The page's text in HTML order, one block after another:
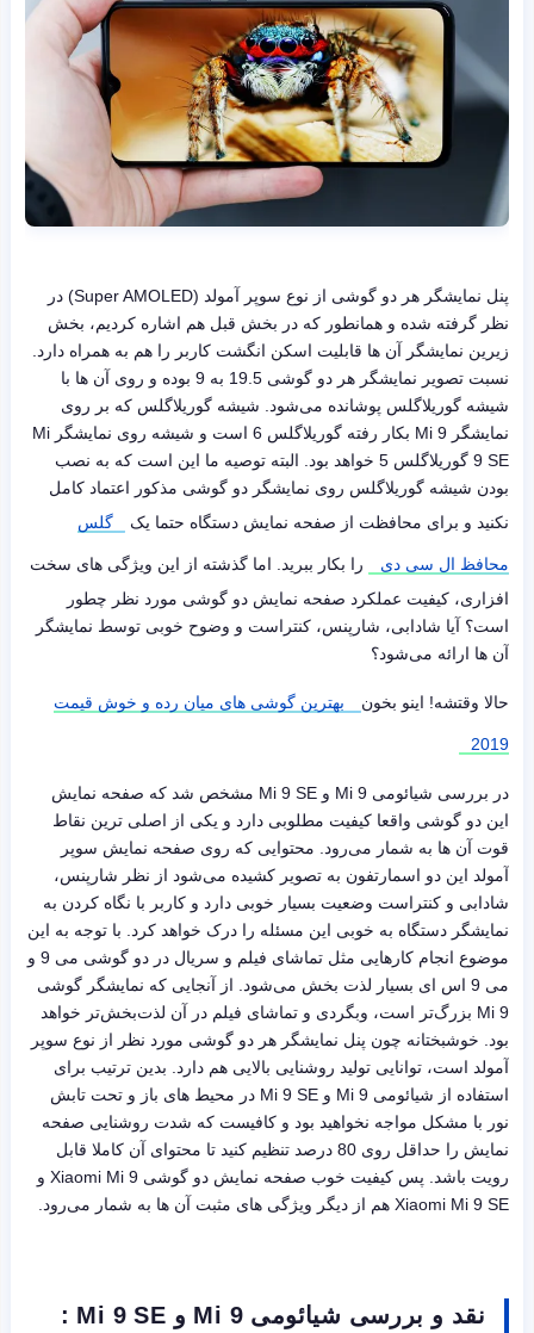
پنل نمایشگر هر دو گوشی از نوع سوپر آمولد (Super AMOLED) در
نظر گرفته شده و همانطور که در بخش قبل هم اشاره کردیم، بخش
زیرین نمایشگر آن ها قابلیت اسکن انگشت کاربر را هم به همراه دارد.
نسبت تصویر نمایشگر هر دو گوشی 19.5 به 9 بوده و روی آن ها با
شیشه گوریلاگلس پوشانده می‌شود. شیشه گوریلاگلس که بر روی
نمایشگر Mi 9 بکار رفته گوریلاگلس 6 است و شیشه روی نمایشگر Mi
9 SE گوریلاگلس 5 خواهد بود. البته توصیه ما این است که به نصب
بودن شیشه گوریلاگلس روی نمایشگر دو گوشی مذکور اعتماد کامل
نکنید و برای محافظت از صفحه نمایش دستگاه حتما یک
گلس
محافظ ال سی دی
را بکار ببرید. اما گذشته از این ویژگی های سخت
افزاری، کیفیت عملکرد صفحه نمایش دو گوشی مورد نظر چطور
است؟ آیا شادابی، شارپنس، کنتراست و وضوح خوبی توسط نمایشگر
آن ها ارائه می‌شود؟
حالا وقتشه! اینو بخون بهترین گوشی های میان رده و خوش قیمت
2019
در بررسی شیائومی Mi 9 و Mi 9 SE مشخص شد که صفحه نمایش
این دو گوشی واقعا کیفیت مطلوبی دارد و یکی از اصلی ترین نقاط
قوت آن ها به شمار می‌رود. محتوایی که روی صفحه نمایش سوپر
آمولد این دو اسمارتفون به تصویر کشیده می‌شود از نظر شارپنس،
شادابی و کنتراست وضعیت بسیار خوبی دارد و کاربر با نگاه کردن به
نمایشگر دستگاه به خوبی این مسئله را درک خواهد کرد. با توجه به این
موضوع انجام کارهایی مثل تماشای فیلم و سریال در دو گوشی می 9 و
می 9 اس ای بسیار لذت بخش می‌شود. از آنجایی که نمایشگر گوشی
Mi 9 بزرگ‌تر است، وبگردی و تماشای فیلم در آن لذت‌بخش‌تر خواهد
بود. خوشبختانه چون پنل نمایشگر هر دو گوشی مورد نظر از نوع سوپر
آمولد است، توانایی تولید روشنایی بالایی هم دارد. بدین ترتیب برای
استفاده از شیائومی Mi 9 و Mi 9 SE در محیط های باز و تحت تابش
نور با مشکل مواجه نخواهید بود و کافیست که شدت روشنایی صفحه
نمایش را حداقل روی 80 درصد تنظیم کنید تا محتوای آن کاملا قابل
رویت باشد. پس کیفیت خوب صفحه نمایش دو گوشی Xiaomi Mi 9 و
Xiaomi Mi 9 SE هم از دیگر ویژگی های مثبت آن ها به شمار می‌رود.
نقد و بررسی شیائومی Mi 9 و Mi 9 SE :